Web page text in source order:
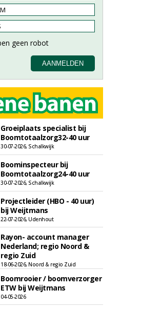
Groeiplaats specialist bij
Boomtotaalzorg32-40 uur
30-07-2026, Schalkwijk
Boominspecteur bij
Boomtotaalzorg24-40 uur
30-07-2026, Schalkwijk
Projectleider (HBO - 40 uur)
bij Weijtmans
22-07-2026, Udenhout
Rayon- account manager
Nederland; regio Noord &
regio Zuid
18-06-2026, Noord & regio Zuid
Boomrooier / boomverzorger
ETW bij Weijtmans
04-05-2026